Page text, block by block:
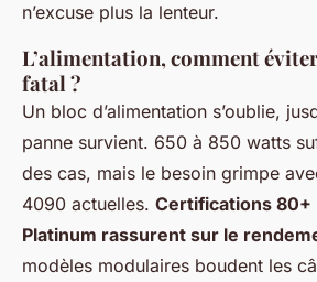
n’excuse plus la lenteur.
L’alimentation, comment
fatal ?
Un bloc d’alimentation s’oublie,
panne survient. 650 à 850 watts
des cas, mais le besoin grimpe
4090 actuelles. Certifications 80+
Platinum rassurent sur le
modèles modulaires boudent les